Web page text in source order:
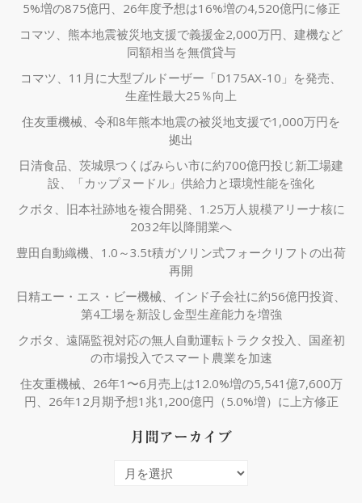
5%増の875億円、26年度予想は16%増の4,520億円に修正
コマツ、熊本地震被災地支援で義援金2,000万円、建機など
同額相当を無償貸与
コマツ、11月に大型ブルドーザー「D175AX-10」を発売、
生産性最大25％向上
住友重機械、令和8年熊本地震の被災地支援で1,000万円を
拠出
日清食品、茨城県つくばみらい市に約700億円投じ新工場建
設、「カップヌードル」供給力と環境性能を強化
クボタ、旧本社跡地を複合開発、1.25万人規模アリーナ核に
2032年以降開業へ
豊田自動織機、1.0～3.5t積ガソリン式フォークリフトの出荷
再開
日精エー・エス・ビー機械、インド子会社に約56億円投資、
第4工場を新設し金型生産能力を増強
クボタ、遠隔監視対応の無人自動運転トラクタ投入、国産初
の市場投入でスマート農業を加速
住友重機械、26年1〜6月売上は12.0%増の5,541億7,600万
円、26年12月期予想1兆1,200億円（5.0%増）に上方修正
月間アーカイブ